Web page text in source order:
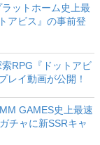
ットホーム史上最
アビス』の事前登
RPG『ドットアビ
レイ動画が公開！
GAMES史上最速
チャに新SSRキャ